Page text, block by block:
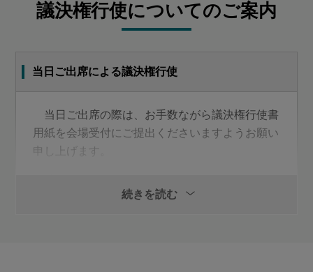
議決権行使についてのご案内
当日ご出席による議決権行使
当日ご出席の際は、お手数ながら議決権行使書
用紙を会場受付にご提出くださいますようお願い
申し上げます。
2026年6月26日(金曜日)
続きを読む